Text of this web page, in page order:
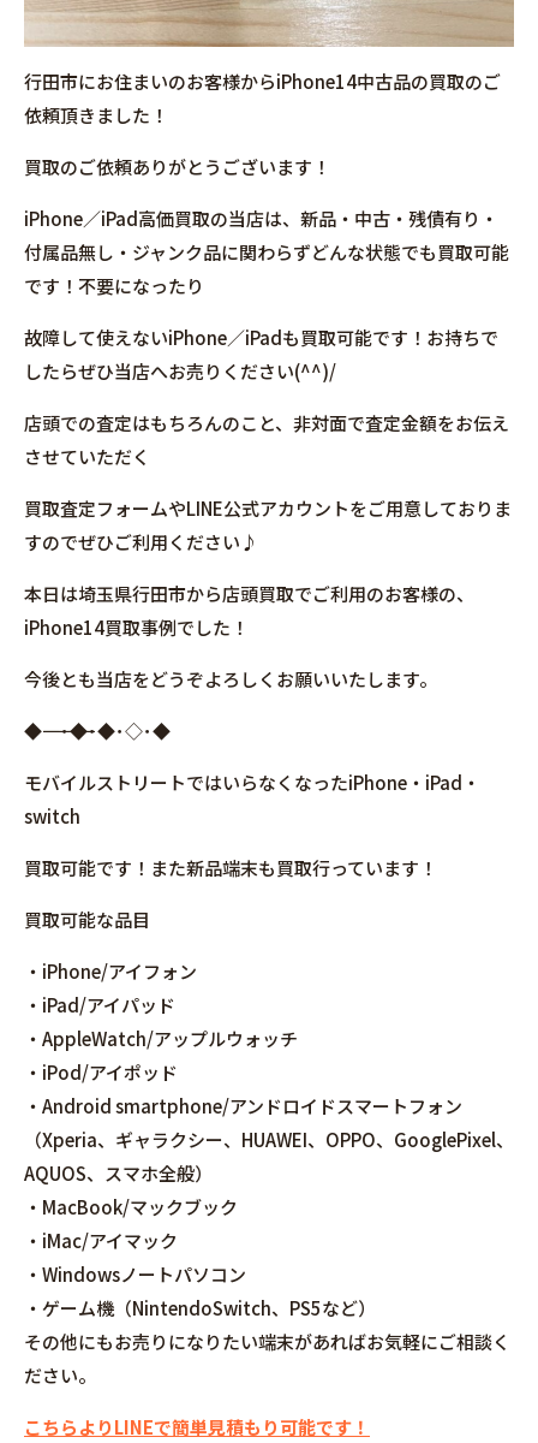
行田市にお住まいのお客様からiPhone14中古品の買取のご
依頼頂きました！
買取のご依頼ありがとうございます！
iPhone／iPad高価買取の当店は、新品・中古・残債有り・
付属品無し・ジャンク品に関わらずどんな状態でも買取可能
です！不要になったり
故障して使えないiPhone／iPadも買取可能です！お持ちで
したらぜひ当店へお売りください(^^)/
店頭での査定はもちろんのこと、非対面で査定金額をお伝え
させていただく
買取査定フォームやLINE公式アカウントをご用意しておりま
すのでぜひご利用ください♪
本日は埼玉県行田市から店頭買取でご利用のお客様の、
iPhone14買取事例でした！
今後とも当店をどうぞよろしくお願いいたします。
◆――――――――――――――――･◆･◆･◇･◆
モバイルストリートではいらなくなったiPhone・iPad・
switch
買取可能です！また新品端末も買取行っています！
買取可能な品目
・iPhone/アイフォン
・iPad/アイパッド
・AppleWatch/アップルウォッチ
・iPod/アイポッド
・Android smartphone/アンドロイドスマートフォン
（Xperia、ギャラクシー、HUAWEI、OPPO、GooglePixel、
AQUOS、スマホ全般）
・MacBook/マックブック
・iMac/アイマック
・Windowsノートパソコン
・ゲーム機（NintendoSwitch、PS5など）
その他にもお売りになりたい端末があればお気軽にご相談く
ださい。
こちらよりLINEで簡単見積もり可能です！